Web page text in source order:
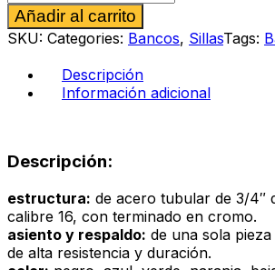
color
rojo
cantidad
Añadir al carrito
SKU: Categories: Bancos, SillasTags:
Descripción
Información adicional
Descripción:
estructura: de acero tubular de 3/4″
calibre 16, con terminado en cromo.
asiento y respaldo: de una sola
de alta resistencia y duración.